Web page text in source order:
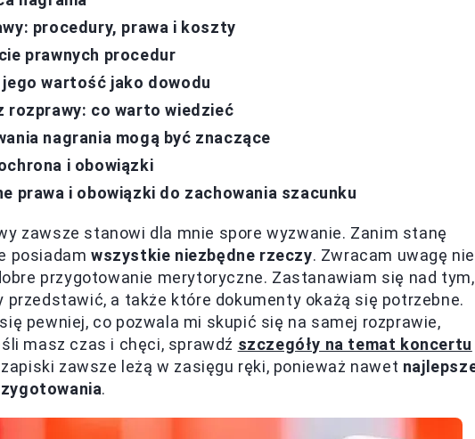
procedury, prawa i koszty
prawnych procedur
jego wartość jako dowodu
rozprawy: co warto wiedzieć
nagrania mogą być znaczące
i obowiązki
prawa i obowiązki do zachowania szacunku
zawsze stanowi dla mnie spore wyzwanie. Zanim stanę
posiadamwszystkie niezbędne rzeczy. Zwracam uwagę nie
przygotowanie merytoryczne. Zastanawiam się nad tym,
a także które dokumenty okażą się potrzebne.
pewniej, co pozwala mi skupić się na samej rozprawie,
masz czas i chęci, sprawdź szczegóły na temat koncertu
zawsze leżą w zasięgu ręki, ponieważ nawet
.